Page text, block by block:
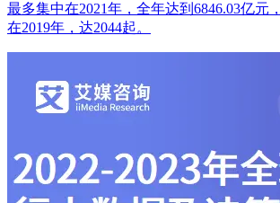
最多集中在2021年，全年达到6846.03亿元
在2019年，达2044起。